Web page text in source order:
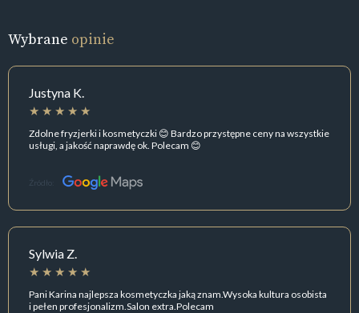
Wybrane opinie
Justyna K.
Zdolne fryzjerki i kosmetyczki 😊 Bardzo przystępne ceny na wszystkie
usługi, a jakość naprawdę ok. Polecam 😊
Źródło:
Sylwia Z.
Pani Karina najlepsza kosmetyczka jaką znam.Wysoka kultura osobista
i pełen profesjonalizm.Salon extra.Polecam